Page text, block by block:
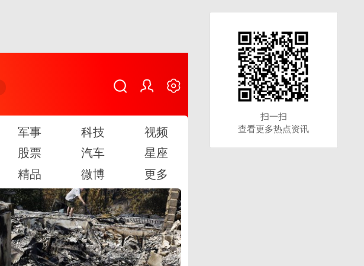
军事 科技
视频
股票 汽车
星座
精品 微博 更多
扫一扫
查看更多热点资讯
扫一扫
查看更多热点资讯